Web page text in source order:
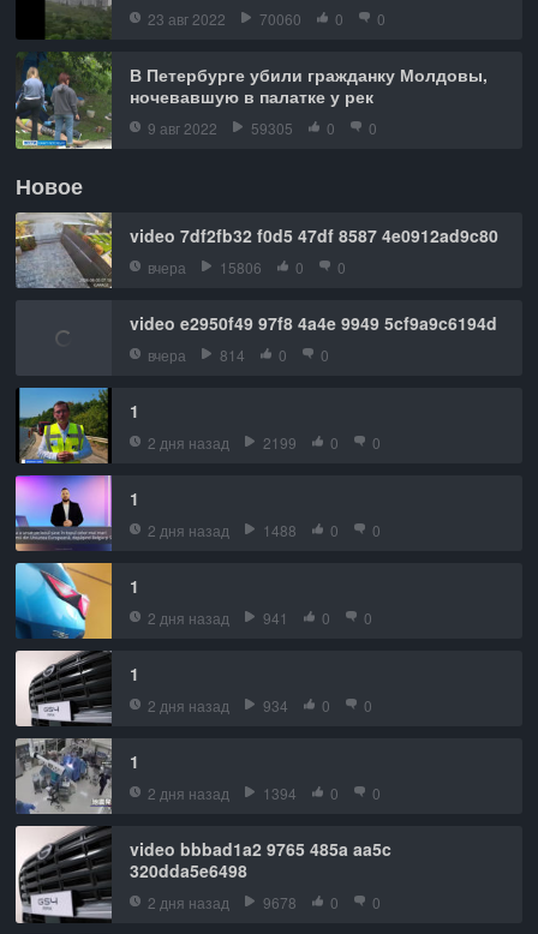
23 авг 2022 70060 0 0
В Петербурге убили гражданку Молдовы,
ночевавшую в палатке у рек
9 авг 2022 59305 0 0
Новое
video 7df2fb32 f0d5 47df 8587 4e0912ad9c80
вчера 15806 0 0
video e2950f49 97f8 4a4e 9949 5cf9a9c6194d
вчера 814 0 0
1
2 дня назад 2199 0 0
1
2 дня назад 1488 0 0
1
2 дня назад 941 0 0
1
2 дня назад 934 0 0
1
2 дня назад 1394 0 0
video bbbad1a2 9765 485a aa5c
320dda5e6498
2 дня назад 9678 0 0